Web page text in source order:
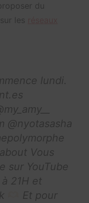
du
les
lundi.
@nyotasasha
Vous
sur YouTube
21H et
Et pour